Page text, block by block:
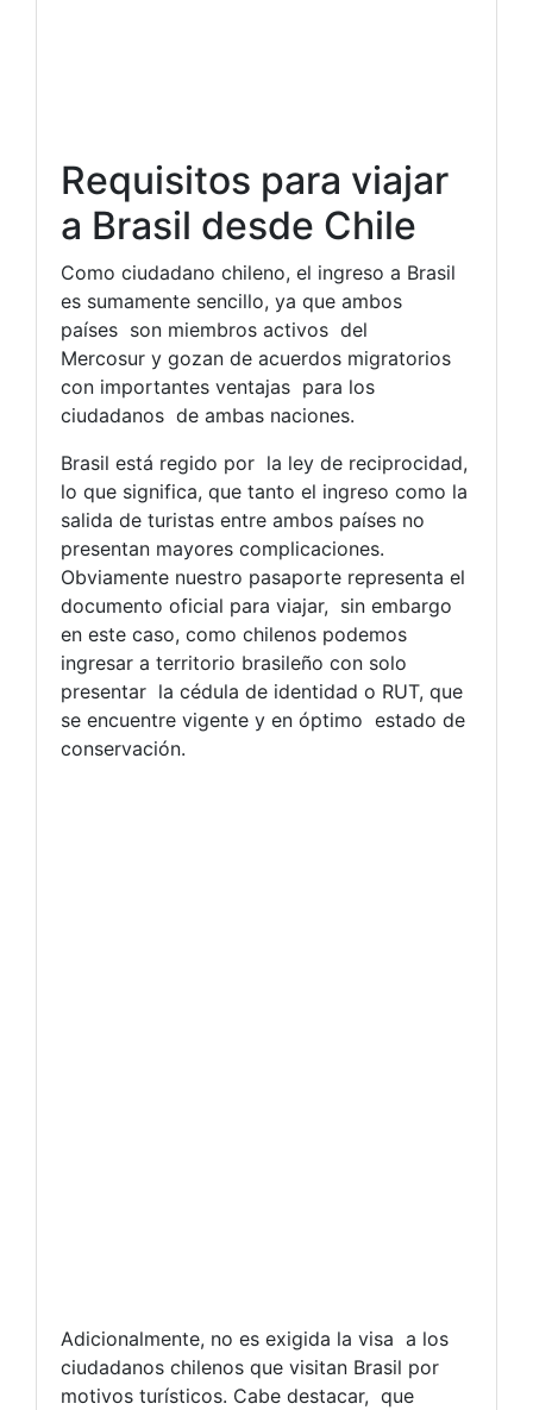
Requisitos para viajar
a Brasil desde Chile
Como ciudadano chileno, el ingreso a Brasil
es sumamente sencillo, ya que ambos
países son miembros activos del
Mercosur y gozan de acuerdos migratorios
con importantes ventajas para los
ciudadanos de ambas naciones.
Brasil está regido por la ley de reciprocidad,
lo que significa, que tanto el ingreso como la
salida de turistas entre ambos países no
presentan mayores complicaciones.
Obviamente nuestro pasaporte representa el
documento oficial para viajar, sin embargo
en este caso, como chilenos podemos
ingresar a territorio brasileño con solo
presentar la cédula de identidad o RUT, que
se encuentre vigente y en óptimo estado de
conservación.
Adicionalmente, no es exigida la visa a los
ciudadanos chilenos que visitan Brasil por
motivos turísticos. Cabe destacar, que